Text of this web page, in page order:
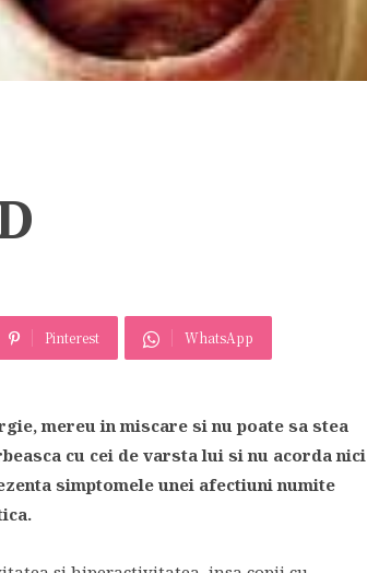
Pinterest WhatsApp
mereu in miscare si nu poate sa stea
cu cei de varsta lui si nu acorda nici
simptomele unei afectiuni numite